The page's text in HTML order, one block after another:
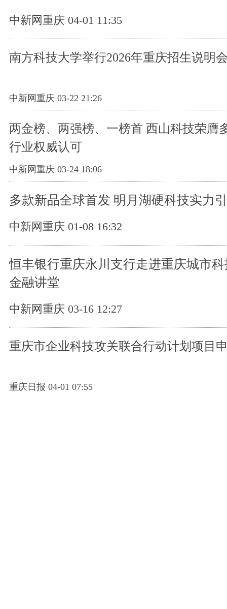
中新网重庆 04-01 11:35
南方科技大学举行2026年重庆招生说明
中新网重庆 03-22 21:26
两金榜、两强榜、一榜首 西山科技荣膺
行业权威认可
中新网重庆 03-24 18:06
多款新品全球首发 明月湖硬科技实力
中新网重庆 01-08 16:32
恒丰银行重庆永川支行走进重庆城市
金融讲堂
中新网重庆 03-16 12:27
重庆市企业科技攻关联合行动计划项目
重庆日报 04-01 07:55